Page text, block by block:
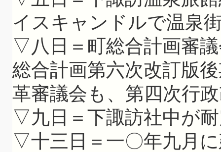
イスキャンドルで温泉
▽八日＝町総合計画審
総合計画第六次改訂版
革審議会も、第四次行
▽九日＝下諏訪社中が
▽十三日＝一〇年九月